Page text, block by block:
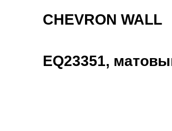
CHEVRON WALL
EQ23351,